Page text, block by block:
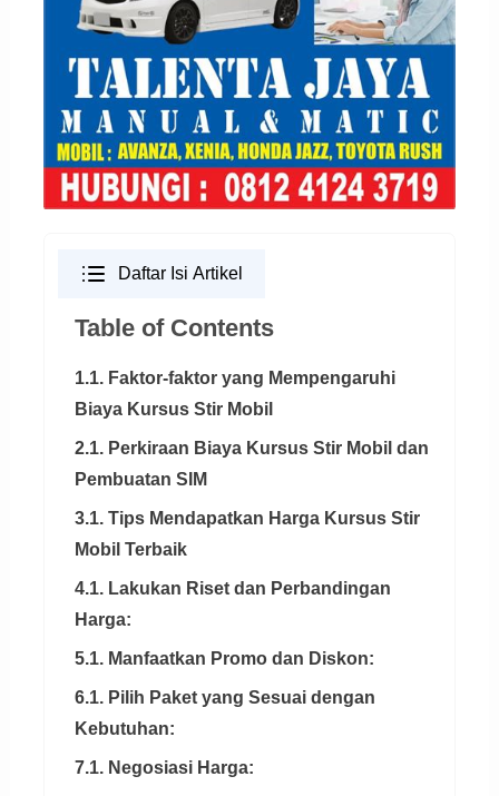
Daftar Isi Artikel
Table of Contents
1.1. Faktor-faktor yang Mempengaruhi
Biaya Kursus Stir Mobil
2.1. Perkiraan Biaya Kursus Stir Mobil dan
Pembuatan SIM
3.1. Tips Mendapatkan Harga Kursus Stir
Mobil Terbaik
4.1. Lakukan Riset dan Perbandingan
Harga:
5.1. Manfaatkan Promo dan Diskon:
6.1. Pilih Paket yang Sesuai dengan
Kebutuhan:
7.1. Negosiasi Harga: